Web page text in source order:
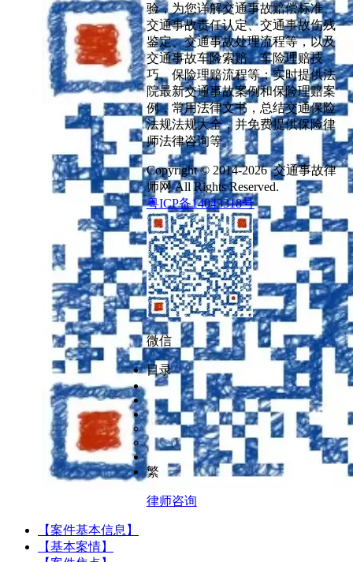
验，为您详解交通事故赔偿标准、
交通事故责任认定、交通事故伤残
鉴定、交通事故处理流程等，以及
交通事故车险索赔、车险理赔技
巧、保险理赔流程等；实时提供法
院最新交通事故案例和保险理赔案
例，常用法律文书，总结交通保险
法规法规大全，并免费提供保险律
师法律咨询等。
Copyright © 2014-2026 交通事故律
师网 All Rights Reserved.
粤ICP备14043318号
微信
目录
繁
律师咨询
【案件基本信息】
【基本案情】